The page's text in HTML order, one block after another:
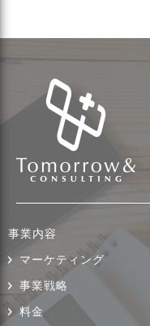
事業内容
マーケティング
事業戦略
料金